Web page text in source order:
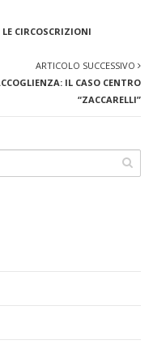
CIRCOSCRIZIONI
ARTICOLO SUCCESSIVO
IL CASO CENTRO
“ZACCARELLI”